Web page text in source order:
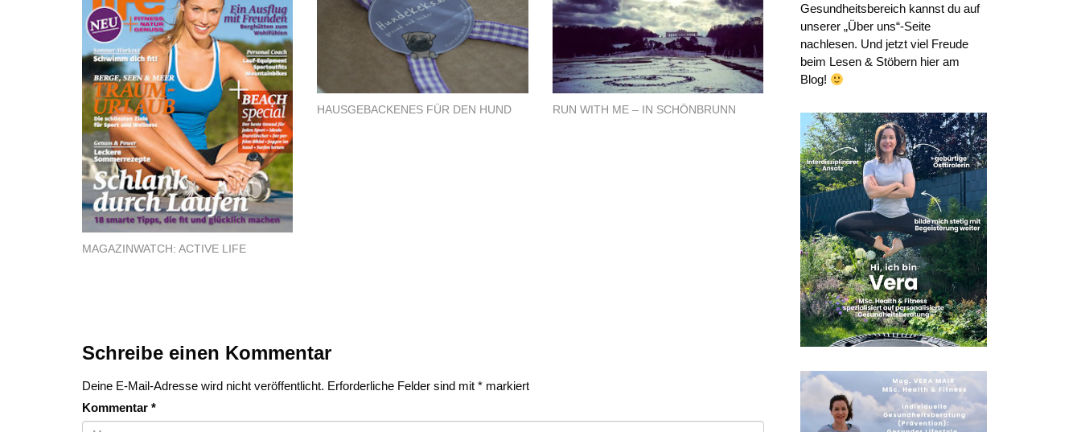
MAGAZINWATCH: ACTIVE LIFE
HAUSGEBACKENES FÜR DEN HUND RUN WITH ME – IN SCHÖNBRUNN
Schreibe einen Kommentar
Deine E-Mail-Adresse wird nicht veröffentlicht. Erforderliche Felder sind mit * markiert
Kommentar *
Gesundheitsbereich kannst du auf
unserer „Über uns“-Seite
nachlesen. Und jetzt viel Freude
beim Lesen & Stöbern hier am
Blog!